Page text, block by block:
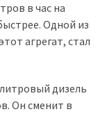
в час на
Одной из
агрегат, стал
дизель
Он сменит в